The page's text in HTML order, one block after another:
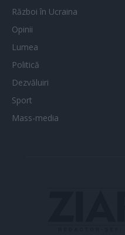
Război în Ucraina
Opinii
Lumea
Politică
Dezvăluiri
Sport
Mass-media